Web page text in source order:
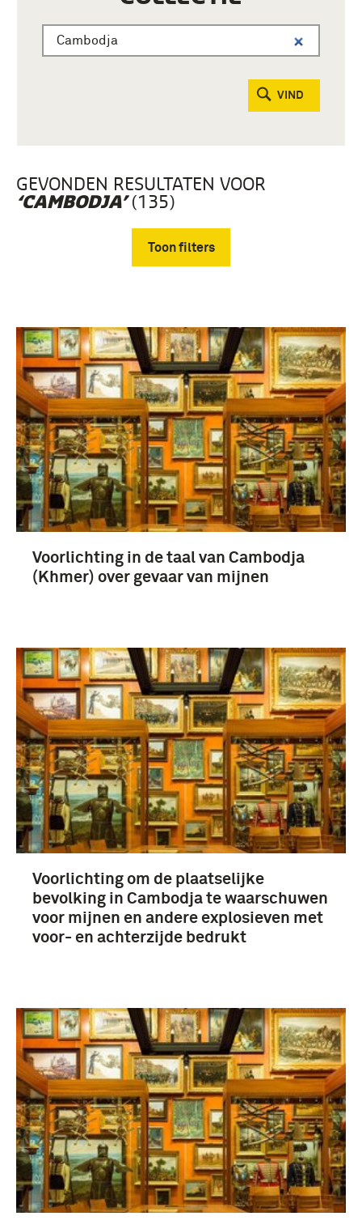
VIND
GEVONDEN RESULTATEN VOOR
‘CAMBODJA’(135)
Toon filters
persoonlijk ensemble Raaijmakers (68)
Gebruiksgrafiek (24)
onderscheidingen (17)
boek (9)
Meer
1951-2000 (5)
Vredesmissie Cambodja (1992-1993) (5)
CMAC (82)
Raaijmakers, L.A. (Moos) (78)
Genie (74)
UNTAC (68)
Meer
Libanon (3)
Nederland (3)
Voorlichting in de taal van Cambodja
(Khmer) over gevaar van mijnen
Voorlichting om de plaatselijke
bevolking in Cambodja te waarschuwen
voor mijnen en andere explosieven met
voor- en achterzijde bedrukt